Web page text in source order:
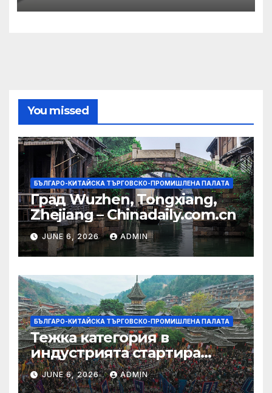
You missed
БЪЛГАРО-КИТАЙСКА ТЪРГОВСКО-ПРОМИШЛЕНА ПАЛАТА
Град Wuzhen, Tongxiang,
Zhejiang – Chinadaily.com.cn
JUNE 6, 2026 ADMIN
БЪЛГАРО-КИТАЙСКА ТЪРГОВСКО-ПРОМИШЛЕНА ПАЛАТА
Тежка категория в
индустрията стартира
алианс за космическа
слънчева енергия
JUNE 6, 2026 ADMIN